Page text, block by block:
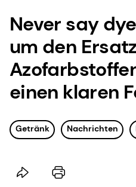
Never say
um den
einen klaren
Getränk Nachrichten